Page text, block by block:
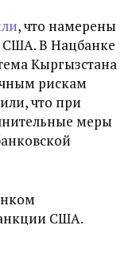
, что намерены
В Нацбанке
Кыргызстана
рискам
что при
меры
США.